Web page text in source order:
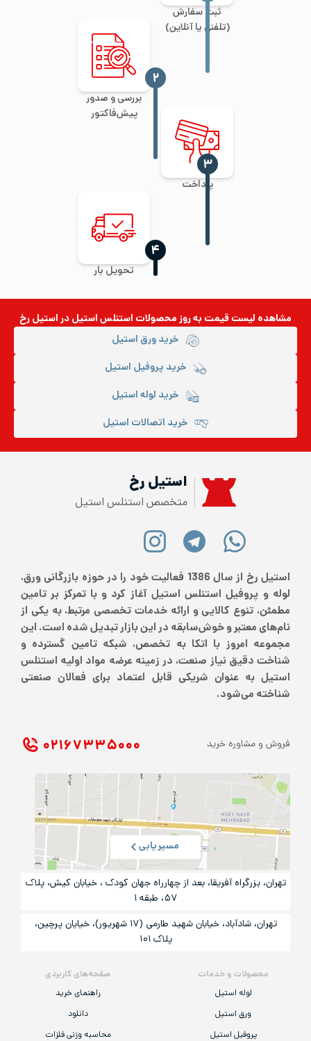
ثبت سفارش
(تلفنی یا آنلاین)
بررسی و صدور
پیش‌فاکتور
‍۲
پرداخت
‍۳
تحویل بار
‍۴
مشاهده لیست قیمت به روزمحصولات استنلس استیلدر استیل رخ
خرید ورق استیل
خرید پروفیل استیل
خرید لوله استیل
خرید اتصالات استیل
استیل رخ
متخصص استنلس استیل
استیل رخ از سال 1386 فعالیت خود را در حوزه بازرگانی ورق،
لوله و پروفیل استنلس استیل آغاز کرد و با تمرکز بر تامین
مطمئن، تنوع کالایی و ارائه خدمات تخصصی مرتبط، به یکی از
نام‌های معتبر و خوش‌سابقه در این بازار تبدیل شده است. این
مجموعه امروز با اتکا به تخصص، شبکه تامین گسترده و
شناخت دقیق نیاز صنعت، در زمینه عرضه مواد اولیه استنلس
استیل به عنوان شریکی قابل اعتماد برای فعالان صنعتی
شناخته می‌شود.
محصولات و خدمات
لوله استیل
ورق استیل
پروفیل استیل
صفحه‌های کاربردی
راهنمای خرید
دانلود
محاسبه وزنی فلزات
فروش و مشاوره خرید ۰۲۱ ۶۷۳۳۵۰۰۰
مسیریابی
تهران، بزرگراه آفریقا، بعد از چهارراه جهان کودک ، خیابان کیش، پلاک
۵۷، طبقه ۱
تهران، شادآباد، خیابان شهید طارمی (۱۷ شهریور)، خیایان پرچین،
پلاک ۱۰۱